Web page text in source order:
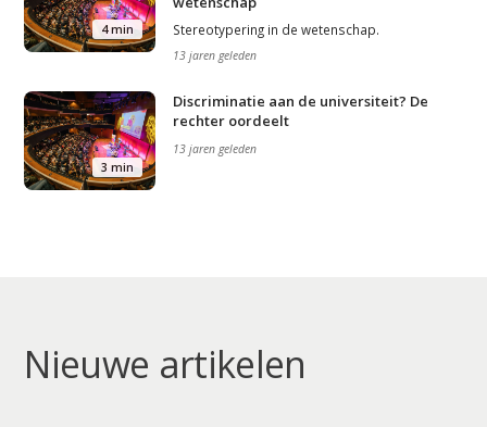
4 min Stereotypering in de wetenschap.
13 jaren geleden
3 min
Discriminatie aan de universiteit? De
rechter oordeelt
13 jaren geleden
Nieuwe artikelen